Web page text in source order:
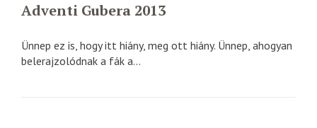
Adventi Gubera 2013
Ünnep ez is, hogy itt hiány, meg ott hiány. Ünnep, ahogyan
belerajzolódnak a fák a...